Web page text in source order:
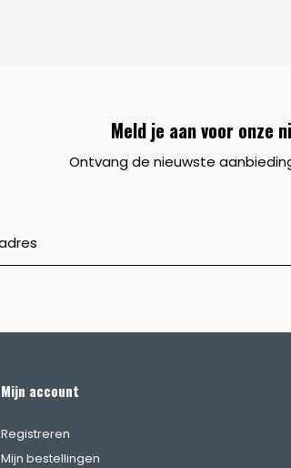
Meld je aan voor onze
Ontvang de nieuwste
Mijn account
Registreren
Mijn bestellingen